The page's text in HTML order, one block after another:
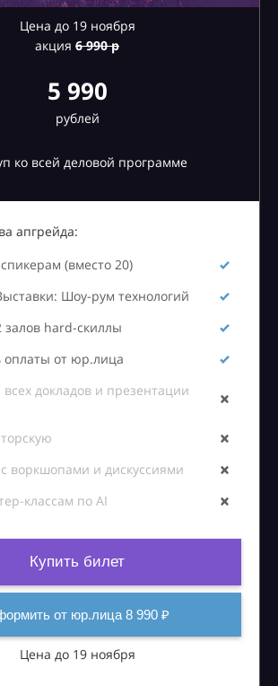
Цена до 19 ноября
акция 6990 р
5 990
рублей
ко всей деловой программе
апгрейда:
(вместо 20)
Шоу-рум технологий
hard-скиллы
оплаты от юр.лица
докладов и презентации
воркшопами и дискуссиями
классам по AI
Купить билет
от юр.лица 8 990 ₽
Цена до 19 ноября